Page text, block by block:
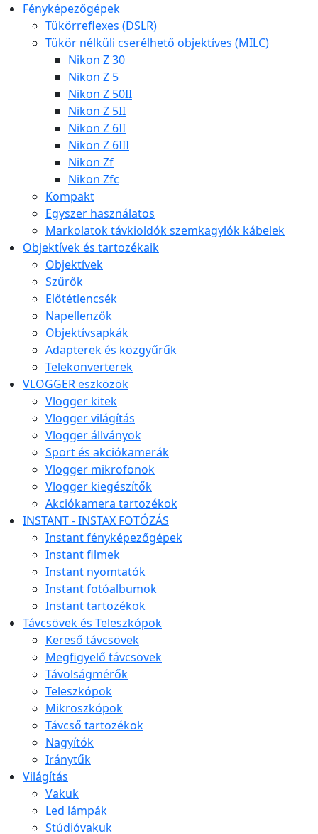
Fényképezőgépek
Tükörreflexes (DSLR)
Tükör nélküli cserélhető objektíves (MILC)
Nikon Z 30
Nikon Z 5
Nikon Z 50II
Nikon Z 5II
Nikon Z 6II
Nikon Z 6III
Nikon Zf
Nikon Zfc
Kompakt
Egyszer használatos
Markolatok távkioldók szemkagylók kábelek
Objektívek és tartozékaik
Objektívek
Szűrők
Előtétlencsék
Napellenzők
Objektívsapkák
Adapterek és közgyűrűk
Telekonverterek
VLOGGER eszközök
Vlogger kitek
Vlogger világítás
Vlogger állványok
Sport és akciókamerák
Vlogger mikrofonok
Vlogger kiegészítők
Akciókamera tartozékok
INSTANT - INSTAX FOTÓZÁS
Instant fényképezőgépek
Instant filmek
Instant nyomtatók
Instant fotóalbumok
Instant tartozékok
Távcsövek és Teleszkópok
Kereső távcsövek
Megfigyelő távcsövek
Távolságmérők
Teleszkópok
Mikroszkópok
Távcső tartozékok
Nagyítók
Iránytűk
Világítás
Vakuk
Led lámpák
Stúdióvakuk